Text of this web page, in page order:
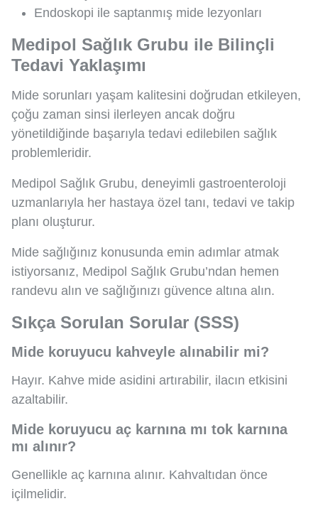
Endoskopi ile saptanmış mide lezyonları
Medipol Sağlık Grubu ile Bilinçli
Tedavi Yaklaşımı
Mide sorunları yaşam kalitesini doğrudan etkileyen,
çoğu zaman sinsi ilerleyen ancak doğru
yönetildiğinde başarıyla tedavi edilebilen sağlık
problemleridir.
Medipol Sağlık Grubu, deneyimli gastroenteroloji
uzmanlarıyla her hastaya özel tanı, tedavi ve takip
planı oluşturur.
Mide sağlığınız konusunda emin adımlar atmak
istiyorsanız, Medipol Sağlık Grubu’ndan hemen
randevu alın ve sağlığınızı güvence altına alın.
Sıkça Sorulan Sorular (SSS)
Mide koruyucu kahveyle alınabilir mi?
Hayır. Kahve mide asidini artırabilir, ilacın etkisini
azaltabilir.
Mide koruyucu aç karnına mı tok karnına
mı alınır?
Genellikle aç karnına alınır. Kahvaltıdan önce
içilmelidir.